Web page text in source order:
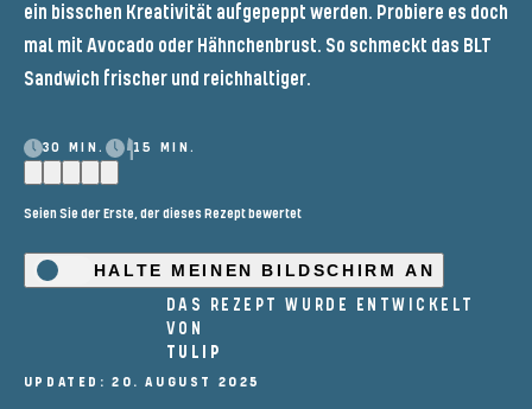
ein bisschen Kreativität aufgepeppt werden. Probiere es doch
mal mit Avocado oder Hähnchenbrust. So schmeckt das BLT
Sandwich frischer und reichhaltiger.
30 MIN. 15 MIN.
Seien Sie der Erste, der dieses Rezept bewertet
HALTE MEINEN BILDSCHIRM AN
DAS REZEPT WURDE ENTWICKELT
VON
TULIP
UPDATED: 20. AUGUST 2025